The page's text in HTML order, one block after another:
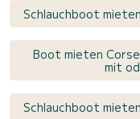
Schlauchboot
Boot mieten
mit
Schlauchboot